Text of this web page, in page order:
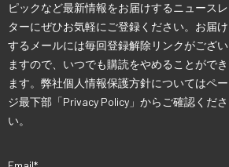
ピックなど最新情報をお届けするニュースレ
ターにぜひお気軽にご登録ください。お届け
するメールには毎回登録解除リンクがござい
ますので、いつでも購読をやめることができ
ます。弊社個人情報保護方針についてはペー
ジ最下部「Privacy Policy」からご確認くださ
い。